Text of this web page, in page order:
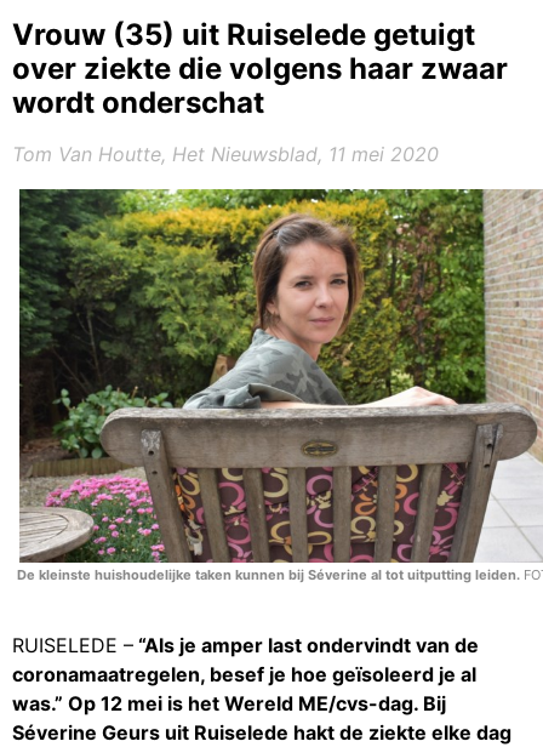
Vrouw (35) uit Ruiselede getuigt
over ziekte die volgens haar zwaar
wordt onderschat
Tom Van Houtte, Het Nieuwsblad, 11 mei 2020
De kleinste huishoudelijke taken kunnen bij Séverine al tot uitputting leiden.
RUISELEDE – “Als je amper last ondervindt van de
coronamaatregelen, besef je hoe geïsoleerd je al
was.” Op 12 mei is het Wereld ME/cvs-dag. Bij
Séverine Geurs uit Ruiselede hakt de ziekte elke dag